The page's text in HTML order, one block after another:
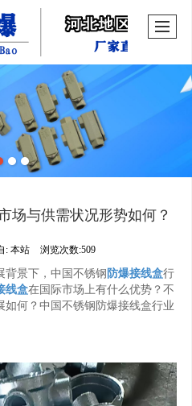
场与供需状况形势如何？
: 本站 浏览次数:509
背景下，中国不锈钢 防爆接线盒行
线盒在国际市场上有什么优势？不
如何？中国不锈钢防爆接线盒行业